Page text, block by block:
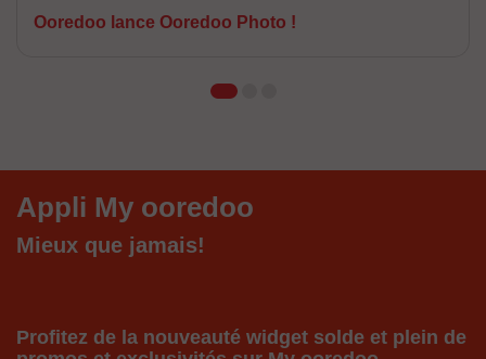
Ooredoo lance Ooredoo Photo !
Appli My ooredoo
Mieux que jamais!
Profitez de la nouveauté widget solde et plein de